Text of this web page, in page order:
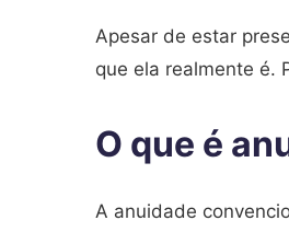
Apesar de estar
que ela realmente é.
O que é
A anuidade